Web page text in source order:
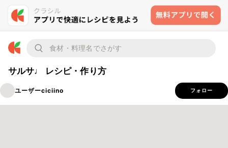
サルサ♩ レシピ・作り方
ユーザーciciino フォロー